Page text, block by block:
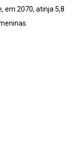
em 2070, atinja 5,8